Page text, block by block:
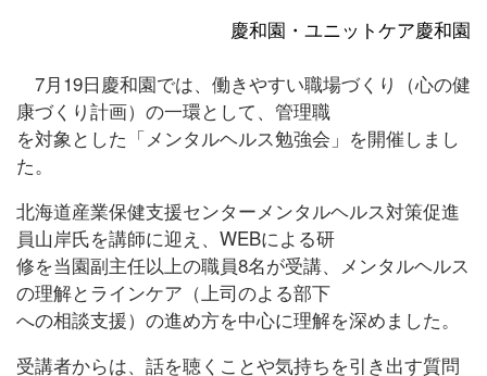
慶和園・ユニットケア慶和園
7月19日慶和園では、働きやすい職場づくり（心の健
康づくり計画）の一環として、管理職
を対象とした「メンタルヘルス勉強会」を開催しまし
た。
北海道産業保健支援センターメンタルヘルス対策促進
員山岸氏を講師に迎え、WEBによる研
修を当園副主任以上の職員8名が受講、メンタルヘルス
の理解とラインケア（上司のよる部下
への相談支援）の進め方を中心に理解を深めました。
受講者からは、話を聴くことや気持ちを引き出す質問